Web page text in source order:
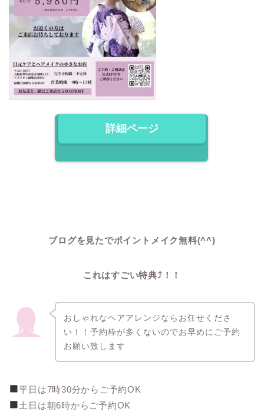
詳細ページ
ブログを見たでポイントメイク無料(^^)
これはすごい特典⤴︎！！
おしゃれなヘアアレンジならお任せくださ
い！！予約枠が多くないのでお早めにご予約
お願い致します
平日は7時30分からご予約OK
土日は朝6時からご予約OK